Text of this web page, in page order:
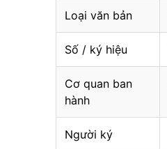
Loại văn bản
Số / ký hiệu
Cơ quan ban
hành
Người ký